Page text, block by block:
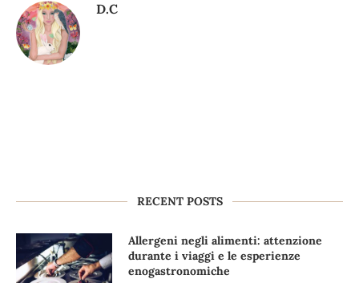
D.C
RECENT POSTS
Allergeni negli alimenti: attenzione
durante i viaggi e le esperienze
enogastronomiche